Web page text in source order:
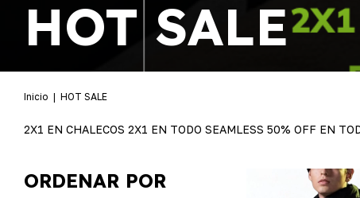
HOT SALE
Inicio | HOT SALE
2X1 EN CHALECOS 2X1 EN TODO SEAMLESS 50% OFF EN
ORDENAR POR